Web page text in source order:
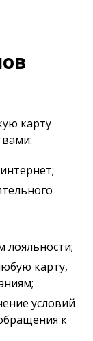
карту
лояльности;
карту,
условий
к